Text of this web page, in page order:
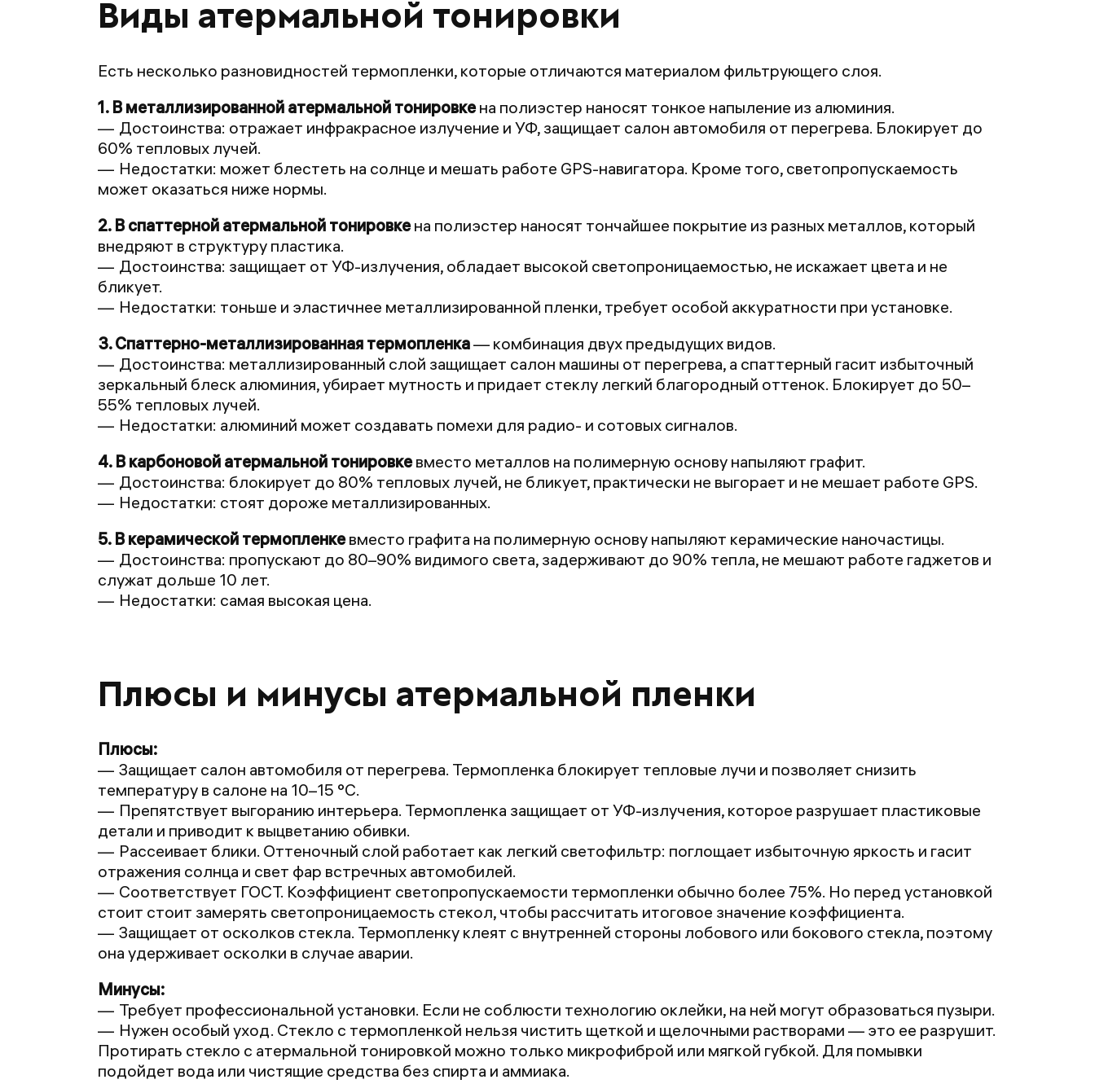
Виды атермальной тонировки
Есть несколько разновидностей термопленки, которые отличаются материалом фильтрующего слоя.
1. В металлизированной атермальной тонировкена полиэстер наносят тонкое напыление из алюминия.
Достоинства: отражает инфракрасное излучение и УФ, защищает салон автомобиля от перегрева. Блокирует до
60% тепловых лучей.
Недостатки: может блестеть на солнце и мешать работе GPS-навигатора. Кроме того, светопропускаемость
может оказаться ниже нормы.
2. В спаттерной атермальной тонировкена полиэстер наносят тончайшее покрытие из разных металлов, который
внедряют в структуру пластика.
Достоинства: защищает от УФ-излучения, обладает высокой светопроницаемостью, не искажает цвета и не
бликует.
Недостатки: тоньше и эластичнее металлизированной пленки, требует особой аккуратности при установке.
3. Спаттерно-металлизированная термопленка— комбинация двух предыдущих видов.
Достоинства: металлизированный слой защищает салон машины от перегрева, а спаттерный гасит избыточный
зеркальный блеск алюминия, убирает мутность и придает стеклу легкий благородный оттенок. Блокирует до 50–
55% тепловых лучей.
Недостатки: алюминий может создавать помехи для радио- и сотовых сигналов.
4. В карбоновой атермальной тонировкевместо металлов на полимерную основу напыляют графит.
Достоинства: блокирует до 80% тепловых лучей, не бликует, практически не выгорает и не мешает работе GPS.
Недостатки: стоят дороже металлизированных.
5. В керамической термопленкевместо графита на полимерную основу напыляют керамические наночастицы.
Достоинства: пропускают до 80–90% видимого света, задерживают до 90% тепла, не мешают работе гаджетов и
служат дольше 10 лет.
Недостатки: самая высокая цена.
Плюсы и минусы атермальной пленки
Плюсы:
Защищает салон автомобиля от перегрева. Термопленка блокирует тепловые лучи и позволяет снизить
температуру в салоне на 10–15 °C.
Препятствует выгоранию интерьера. Термопленка защищает от УФ-излучения, которое разрушает пластиковые
детали и приводит к выцветанию обивки.
Рассеивает блики. Оттеночный слой работает как легкий светофильтр: поглощает избыточную яркость и гасит
отражения солнца и свет фар встречных автомобилей.
Соответствует ГОСТ. Коэффициент светопропускаемости термопленки обычно более 75%. Но перед установкой
стоит стоит замерять светопроницаемость стекол, чтобы рассчитать итоговое значение коэффициента.
Защищает от осколков стекла. Термопленку клеят с внутренней стороны лобового или бокового стекла, поэтому
она удерживает осколки в случае аварии.
Минусы:
Требует профессиональной установки. Если не соблюсти технологию оклейки, на ней могут образоваться пузыри.
Нужен особый уход. Стекло с термопленкой нельзя чистить щеткой и щелочными растворами — это ее разрушит.
Протирать стекло с атермальной тонировкой можно только микрофиброй или мягкой губкой. Для помывки
подойдет вода или чистящие средства без спирта и аммиака.